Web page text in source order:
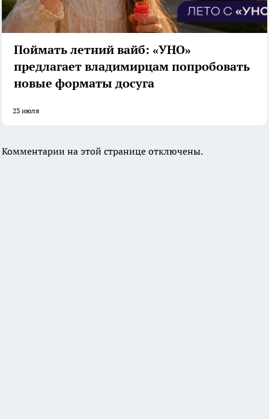
Поймать летний вайб: «УНО»
предлагает владимирцам попробовать
новые форматы досуга
23 июля
Комментарии на этой странице отключены.